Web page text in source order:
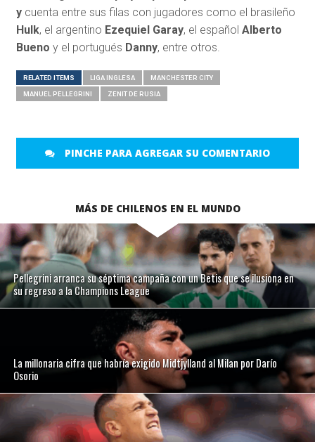
ycuenta entre sus filas con jugadores como el brasileño
Hulk, el argentino Ezequiel Garay, el español Alberto
Bueno y el portugués Danny, entre otros.
RELATED ITEMS LIGA INGLESA MANCHESTER CITY
MANUEL PELLEGRINI ZENIT DE RUSIA
PINCHE PARA AGREGAR SU COMENTARIO
MÁS DE CHILENOS EN EL MUNDO
Pellegrini arranca su séptima campaña con un Betis que se ilusiona en
su regreso a la Champions League
La millonaria cifra que habría exigido Midtjylland al Milan por Darío
Osorio